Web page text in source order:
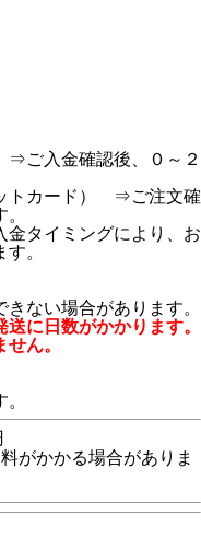
ご入金確認後、０～２
トカード） ⇒ご注文確
タイミングにより、お
。
ない場合があります。
に日数がかかります。
ん。
がかかる場合がありま